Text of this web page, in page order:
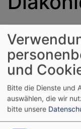
und
Bitte die Dienste und
auswählen, die wir
bitte unsere